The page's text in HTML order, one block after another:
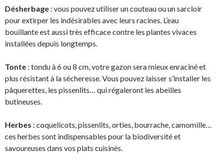
Désherbage : vous pouvez utiliser un couteau ou un sarcloir
pour extirper les indésirables avec leurs racines. L’eau
bouillante est aussi très efficace contre les plantes vivaces
installées depuis longtemps.
Tonte : tondu à 6 ou 8 cm, votre gazon sera mieux enraciné et
plus résistant à la sécheresse. Vous pouvez laisser s’installer les
pâquerettes, les pissenlits… qui régaleront les abeilles
butineuses.
Herbes : coquelicots, pissenlits, orties, bourrache, camomille…
ces herbes sont indispensables pour la biodiversité et
savoureuses dans vos plats cuisinés.